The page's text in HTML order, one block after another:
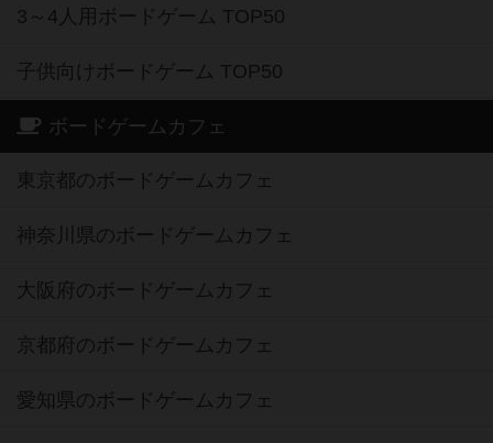
3～4人用ボードゲーム TOP50
子供向けボードゲーム TOP50
ボードゲームカフェ
東京都のボードゲームカフェ
神奈川県のボードゲームカフェ
大阪府のボードゲームカフェ
京都府のボードゲームカフェ
愛知県のボードゲームカフェ